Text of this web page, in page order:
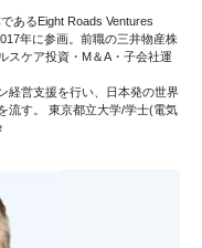
あるEight Roads Ventures
年に参画。前職の三井物産株
スケア投資・M＆A・子会社運
経営支援を行い、日本発の世界
流す。 東京都立大学/学士(電気